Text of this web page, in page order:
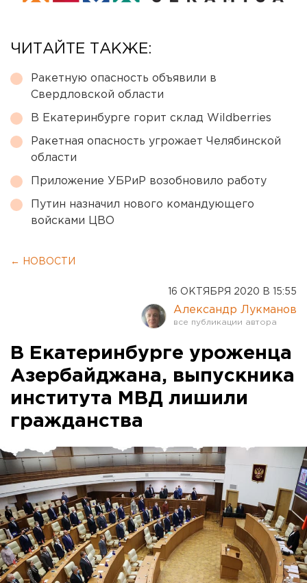
ЧИТАЙТЕ ТАКЖЕ:
Ракетную опасность объявили в
Свердловской области
В Екатеринбурге горит склад Wildberries
Ракетная опасность угрожает Челябинской
области
Приложение УБРиР возобновило работу
Путин назначил нового командующего
войсками ЦВО
← НОВОСТИ
16 ОКТЯБРЯ 2020 В 15:55
Александр Лукманов
В Екатеринбурге уроженца
Азербайджана, выпускника
института МВД лишили
гражданства